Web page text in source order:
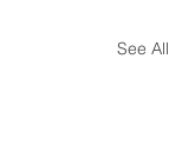
See All